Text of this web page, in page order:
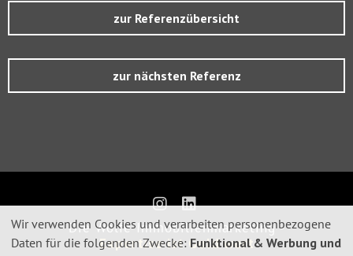
zur Referenzübersicht
zur nächsten Referenz
Die Wölfe Immobilienmarketing -
Expertise ist Gold wert
Verwendung
Wir verwenden Cookies und verarbeiten personenbezogene
Daten für die folgenden Zwecke: Funktional & Werbung und